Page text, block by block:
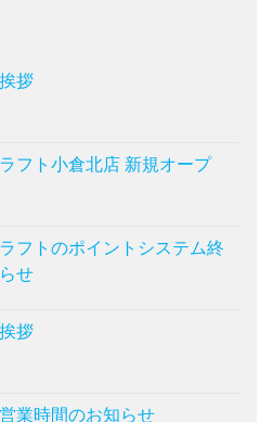
拶
フト小倉北店 新規オープ
フトのポイントシステム終
せ
拶
業時間のお知らせ